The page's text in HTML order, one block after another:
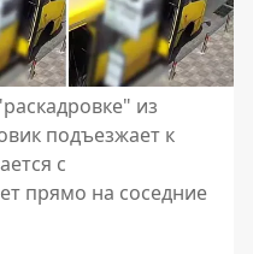
из
подъезжает к
с
прямо на соседние